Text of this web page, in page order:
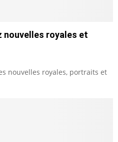
nouvelles royales et
nouvelles royales, portraits et